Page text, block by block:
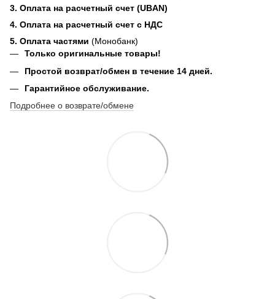
3. Оплата на расчетный счет (UBAN)
4. Оплата на расчетный счет с НДС
5. Оплата частями (Монобанк)
Только оригинальные товары!
Простой возврат/обмен в течение 14 дней.
Гарантийное обслуживание.
Подробнее о возврате/обмене